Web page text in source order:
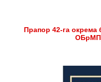
Прапор 42-га окрема